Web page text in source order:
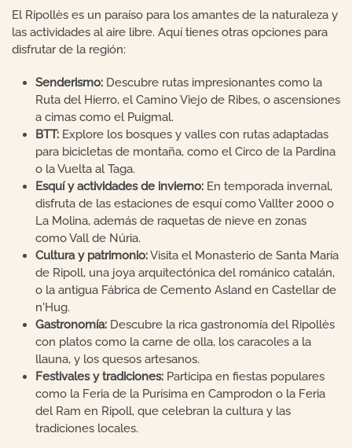
El Ripollès es un paraíso para los amantes de la naturaleza y
las actividades al aire libre. Aquí tienes otras opciones para
disfrutar de la región:
Senderismo: Descubre rutas impresionantes como la
Ruta del Hierro, el Camino Viejo de Ribes, o ascensiones
a cimas como el Puigmal.
BTT: Explore los bosques y valles con rutas adaptadas
para bicicletas de montaña, como el Circo de la Pardina
o la Vuelta al Taga.
Esquí y actividades de invierno: En temporada invernal,
disfruta de las estaciones de esquí como Vallter 2000 o
La Molina, además de raquetas de nieve en zonas
como Vall de Núria.
Cultura y patrimonio:Visita el Monasterio de Santa María
de Ripoll, una joya arquitectónica del románico catalán,
o la antigua Fábrica de Cemento Asland en Castellar de
n'Hug.
Gastronomía: Descubre la rica gastronomía del Ripollès
con platos como la carne de olla, los caracoles a la
llauna, y los quesos artesanos.
Festivales y tradiciones: Participa en fiestas populares
como la Feria de la Purísima en Camprodon o la Feria
del Ram en Ripoll, que celebran la cultura y las
tradiciones locales.